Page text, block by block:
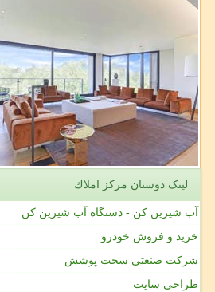
لینک دوستان مركز املاك
آب شیرین کن - دستگاه آب شیرین کن
خرید و فروش خودرو
شرکت صنعتی سخت پوشش
طراحی سایت